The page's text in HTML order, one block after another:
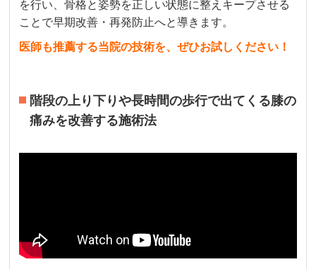
を行い、骨格と姿勢を正しい状態に整えキープさせる
ことで早期改善・再発防止へと導きます。
医師も推薦する当院の技術を、ぜひお試しください！
階段の上り下りや長時間の歩行で出てくる膝の
痛みを改善する施術法